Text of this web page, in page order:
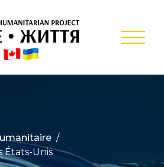
Projet
États-Unis